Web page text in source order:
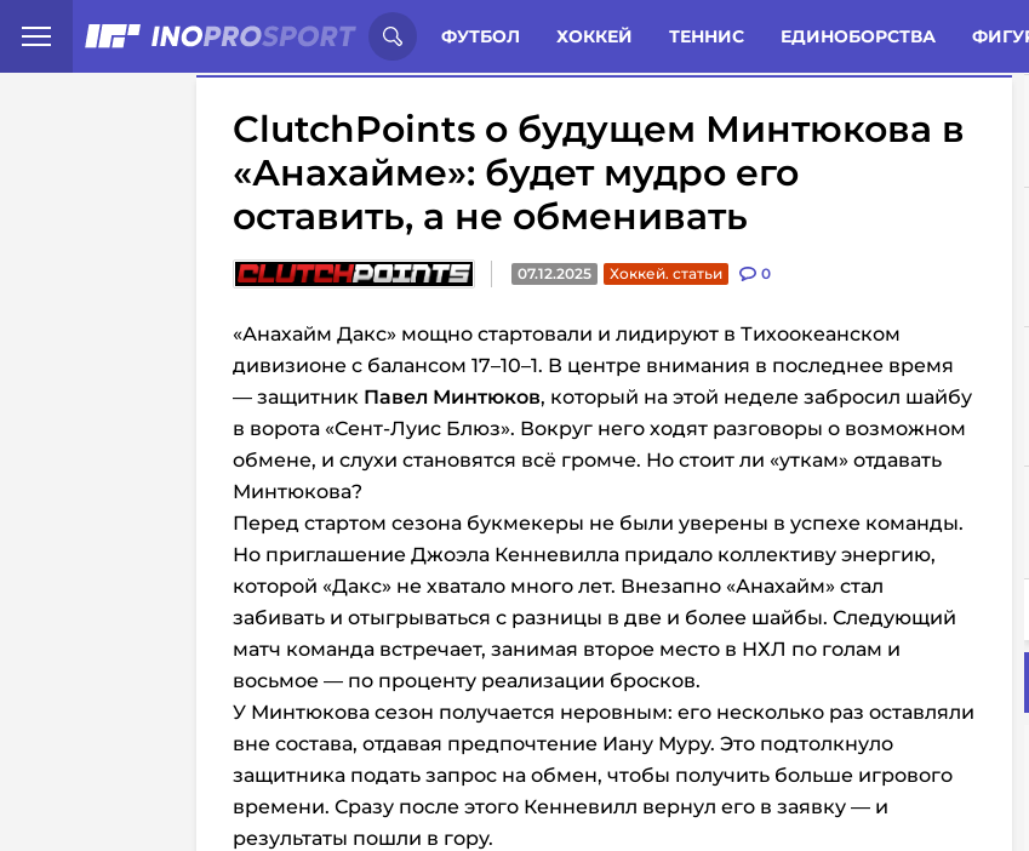
ФУТБОЛ ХОККЕЙ ТЕННИС ЕДИНОБОРСТВА
Иностранцы о спорте России: Статьи Комменты Новости
ClutchPoints о будущем Минтюкова в
«Анахайме»: будет мудро его
оставить, а не обменивать
07.12.2025 Хоккей. статьи 0
«Анахайм Дакс» мощно стартовали и лидируют в Тихоокеанском
дивизионе с балансом 17–10–1. В центре внимания в последнее время
— защитник Павел Минтюков, который на этой неделе забросил шайбу
в ворота «Сент-Луис Блюз». Вокруг него ходят разговоры о возможном
обмене, и слухи становятся всё громче. Но стоит ли «уткам» отдавать
Минтюкова?
Перед стартом сезона букмекеры не были уверены в успехе команды.
Но приглашение Джоэла Кенневилла придало коллективу энергию,
которой «Дакс» не хватало много лет. Внезапно «Анахайм» стал
забивать и отыгрываться с разницы в две и более шайбы. Следующий
матч команда встречает, занимая второе место в НХЛ по голам и
восьмое — по проценту реализации бросков.
У Минтюкова сезон получается неровным: его несколько раз оставляли
вне состава, отдавая предпочтение Иану Муру. Это подтолкнуло
защитника подать запрос на обмен, чтобы получить больше игрового
времени. Сразу после этого Кенневилл вернул его в заявку — и
результаты пошли в гору.